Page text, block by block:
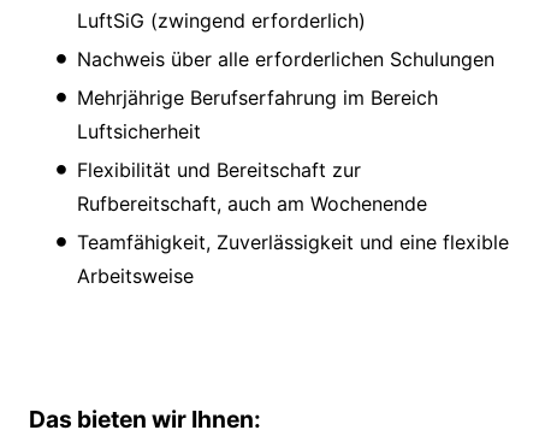
LuftSiG (zwingend erforderlich)
Nachweis über alle erforderlichen Schulungen
Mehrjährige Berufserfahrung im Bereich
Luftsicherheit
Flexibilität und Bereitschaft zur
Rufbereitschaft, auch am Wochenende
Teamfähigkeit, Zuverlässigkeit und eine flexible
Arbeitsweise
Das bieten wir Ihnen: